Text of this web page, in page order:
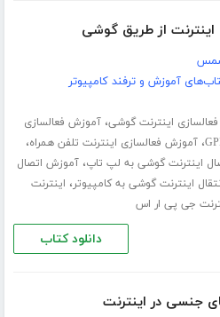
اینترنت از طریق گوشی
آموزش و ترفند کامپیوتر
فعالسازی اینترنت گوشی،آموزش فعالسازی
،آموزش فعالسازی اینترنت تلفن همراه،
اینترنت گوشی به لپ تاپ،آموزش اتصال
اینترنت گوشی به کامپیوتر، اینترنت
جی پی ار اس
دانلود کتاب
ج‍ن‍س‍ی‌ در ای‍ن‍ت‍رن‍ت